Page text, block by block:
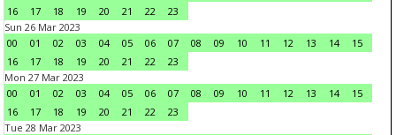
16
17 18 19 20 21 22
23
Sun 26 Mar 2023
00
01 02 03 04 05 06 07 08 09 10 11 12 13 14
15
16
17 18 19 20 21 22
23
Mon 27 Mar 2023
00
01 02 03 04 05 06 07 08 09 10 11 12 13 14
15
16
17 18 19 20 21 22
23
Tue 28 Mar 2023